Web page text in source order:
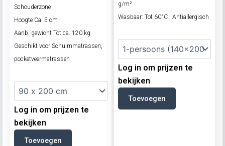
Schouderzone
Hoogte Ca. 5 cm
Aanb. gewicht Tot ca. 120 kg
Geschikt voor Schuimmatrassen,
pocketveermatrassen
Log in om prijzen te
bekijken
Toevoegen
g/m²
Wasbaar: Tot 60°C | Antiallergisch
Log in om prijzen te
bekijken
Toevoegen